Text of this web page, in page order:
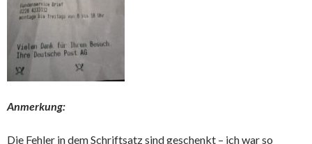
Anmerkung:
Die Fehler in dem Schriftsatz sind geschenkt – ich war so